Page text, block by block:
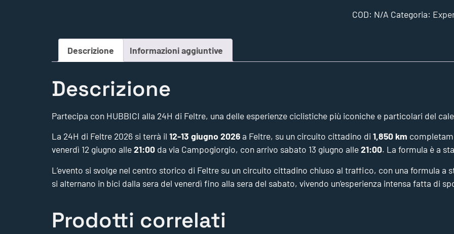
COD: N/A Categoria:
Descrizione Informazioni aggiuntive
Descrizione
Partecipa con HUBBICI alla 24H di Feltre, una delle esperienze ciclistiche più iconiche e particolari del
La 24H di Feltre 2026 si terrà il 12-13 giugno 2026a Feltre, su un circuito cittadino di 1,850 km
venerdì 12 giugno alle21:00 da via Campogiorgio, con arrivo sabato 13 giugno alle21:00. La formula è a
L’evento si svolge nel centro storico di Feltre su un circuito cittadino chiuso al traffico, con una formula
si alternano in bici dalla sera del venerdì fino alla sera del sabato, vivendo un’esperienza intensa fatta di
Prodotti correlati